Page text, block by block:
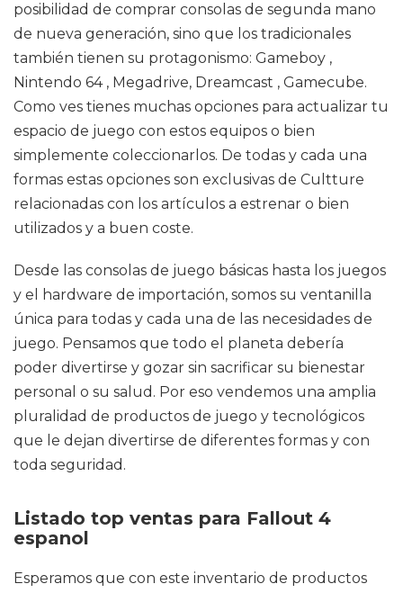
posibilidad de comprar consolas de segunda mano
de nueva generación, sino que los tradicionales
también tienen su protagonismo: Gameboy ,
Nintendo 64 , Megadrive, Dreamcast , Gamecube.
Como ves tienes muchas opciones para actualizar tu
espacio de juego con estos equipos o bien
simplemente coleccionarlos. De todas y cada una
formas estas opciones son exclusivas de Cultture
relacionadas con los artículos a estrenar o bien
utilizados y a buen coste.
Desde las consolas de juego básicas hasta los juegos
y el hardware de importación, somos su ventanilla
única para todas y cada una de las necesidades de
juego. Pensamos que todo el planeta debería
poder divertirse y gozar sin sacrificar su bienestar
personal o su salud. Por eso vendemos una amplia
pluralidad de productos de juego y tecnológicos
que le dejan divertirse de diferentes formas y con
toda seguridad.
Listado top ventas para Fallout 4
espanol
Esperamos que con este inventario de productos